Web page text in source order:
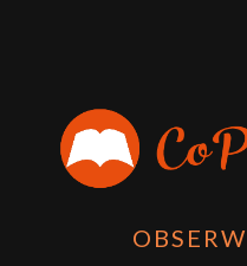
Planer Książkary – ten
książkoholik!
8